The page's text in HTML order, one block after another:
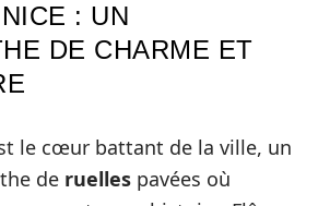
: UN
DE CHARME ET
le cœur battant de la ville, un
de ruelles pavées où